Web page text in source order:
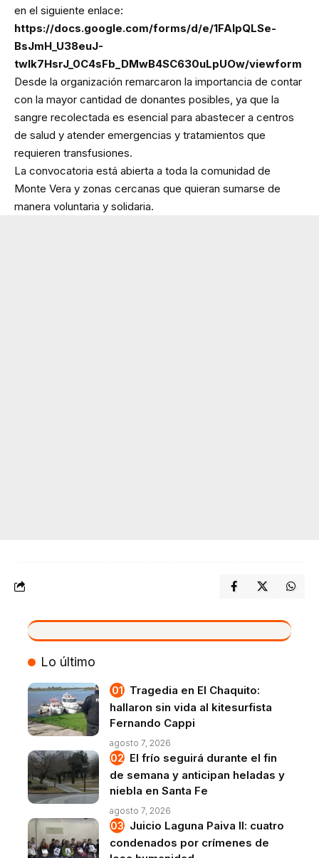
en el siguiente enlace:
https://docs.google.com/forms/d/e/1FAIpQLSe-
BsJmH_U38euJ-
twlk7HsrJ_0C4sFb_DMwB4SC630uLpUOw/viewform
Desde la organización remarcaron la importancia de contar
con la mayor cantidad de donantes posibles, ya que la
sangre recolectada es esencial para abastecer a centros
de salud y atender emergencias y tratamientos que
requieren transfusiones.
La convocatoria está abierta a toda la comunidad de
Monte Vera y zonas cercanas que quieran sumarse de
manera voluntaria y solidaria.
VIVO
Lo último
Tragedia en El Chaquito:
hallaron sin vida al kitesurfista
Fernando Cappi
agosto 7, 2026
El frío seguirá durante el fin
de semana y anticipan heladas y
niebla en Santa Fe
agosto 7, 2026
Juicio Laguna Paiva II: cuatro
condenados por crímenes de